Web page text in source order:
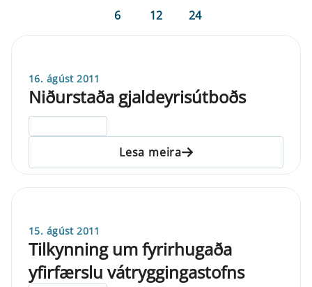
6 12 24
16. ágúst 2011
Niðurstaða gjaldeyrisútboðs
Lesa meira
15. ágúst 2011
Tilkynning um fyrirhugaða
yfirfærslu vátryggingastofns